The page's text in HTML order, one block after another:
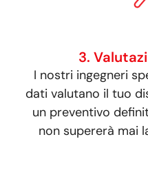
3.
I nostri ingegneri
dati valutano il tuo
un preventivo
non supererà mai